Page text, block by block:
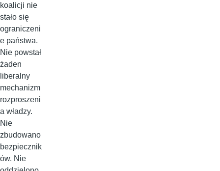
koalicji nie
stało się
ograniczeni
e państwa.
Nie powstał
żaden
liberalny
mechanizm
rozproszeni
a władzy.
Nie
zbudowano
bezpiecznik
ów. Nie